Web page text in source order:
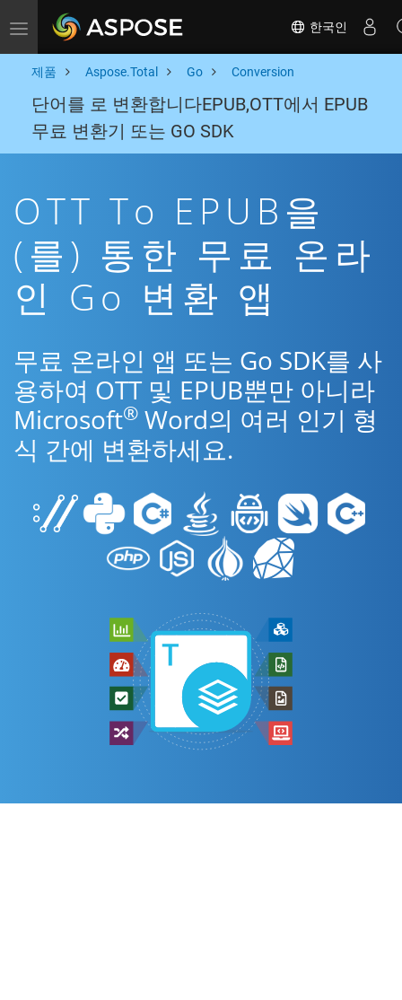
Toggle navigation 한국인
제품 Aspose.Total Go Conversion
단어를 로 변환합니다EPUB,OTT에서 EPUB
무료 변환기 또는 GO SDK
OTT To EPUB을
(를) 통한 무료 온라
인 Go 변환 앱
무료 온라인 앱 또는 Go SDK를 사
용하여 OTT 및 EPUB뿐만 아니라
Microsoft® Word의 여러 인기 형
식 간에 변환하세요.